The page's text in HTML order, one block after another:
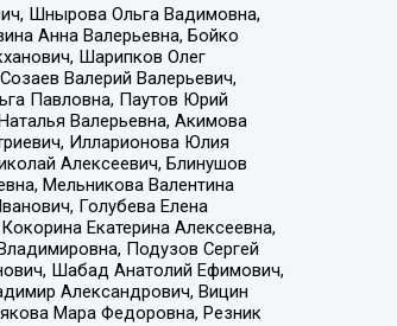
Шнырова Ольга Вадимовна,
Анна Валерьевна, Бойко
Шарипков Олег
Валерий Валерьевич,
Павловна, Паутов Юрий
Валерьевна, Акимова
Илларионова Юлия
Алексеевич, Блинушов
Мельникова Валентина
Голубева Елена
Екатерина Алексеевна,
Подузов Сергей
Шабад Анатолий Ефимович,
Александрович, Вицин
Мара Федоровна, Резник